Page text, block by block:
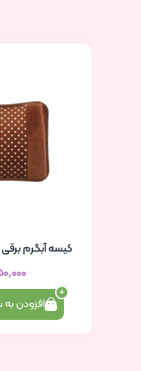
کیسه آبگرم
۴۵۰٬۰۰۰
افزودن